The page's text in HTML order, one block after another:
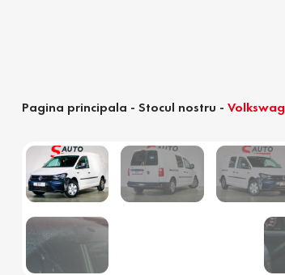
Pagina principala - Stocul nostru -
Calculator devamare